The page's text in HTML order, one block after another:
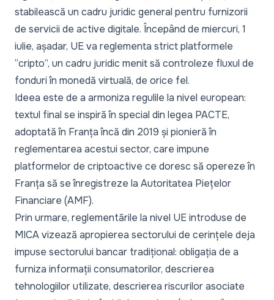
stabilească un cadru juridic general pentru furnizorii
de servicii de active digitale. Începând de miercuri, 1
iulie, așadar, UE va reglementa strict platformele
“cripto”, un cadru juridic menit să controleze fluxul de
fonduri în monedă virtuală, de orice fel.
Ideea este de a armoniza regulile la nivel european:
textul final se inspiră în special din legea PACTE,
adoptată în Franța încă din 2019 și pionieră în
reglementarea acestui sector, care impune
platformelor de criptoactive ce doresc să opereze în
Franța să se înregistreze la Autoritatea Piețelor
Financiare (AMF).
Prin urmare, reglementările la nivel UE introduse de
MICA vizează apropierea sectorului de cerințele deja
impuse sectorului bancar tradițional: obligația de a
furniza informații consumatorilor, descrierea
tehnologiilor utilizate, descrierea riscurilor asociate